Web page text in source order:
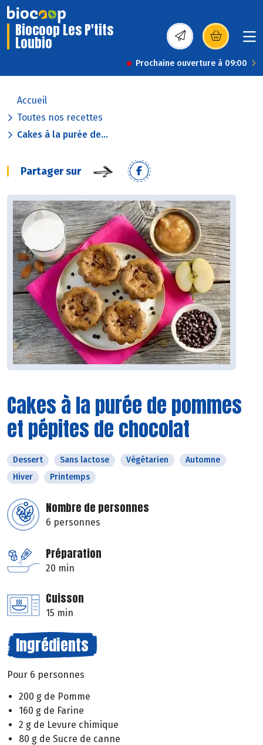
Biocoop Les P'tits
Loubio (s’ouvre dans une
Prochaine ouverture à 09:00
Accueil
Toutes nos recettes
Cakes à la purée de...
Partager sur
Cakes à la purée de pommes
et pépites de chocolat
Dessert Sans lactose Végétarien
Automne
Hiver
Printemps
Nombre de personnes
6 personnes
Préparation
20 min
Cuisson
15 min
Ingrédients
Pour 6 personnes
200 g de Pomme
160 g de Farine
2 g de Levure chimique
80 g de Sucre de canne